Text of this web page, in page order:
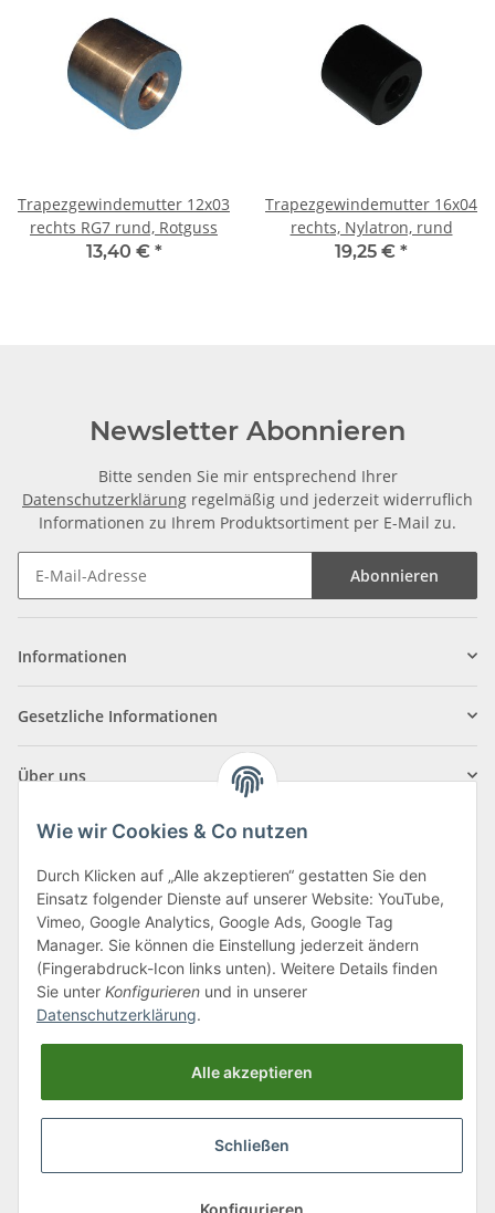
Trapezgewindemutter 12x03
rechts RG7 rund, Rotguss
13,40 € *
Trapezgewindemutter 16x04
rechts, Nylatron, rund
19,25 € *
Newsletter Abonnieren
Bitte senden Sie mir entsprechend Ihrer
Datenschutzerklärung regelmäßig und jederzeit widerruflich
Informationen zu Ihrem Produktsortiment per E-Mail zu.
Abonnieren
Informationen
Gesetzliche Informationen
Über uns
Klagenfurter Straße 29
9556 Liebenfels
Montag bis Donnerstag: 8:00 bis 16:30 Uhr
Freitag: 8:00 bis 12:00 Uhr
Tel.:0043 (0) 4262 50900
office@cncshop.at
* Alle Preise inkl. gesetzlicher USt., zzgl.Versand, zzgl.
Wie wir Cookies & Co nutzen
Durch Klicken auf „Alle akzeptieren“ gestatten Sie den
Einsatz folgender Dienste auf unserer Website: YouTube,
Vimeo, Google Analytics, Google Ads, Google Tag
Manager. Sie können die Einstellung jederzeit ändern
(Fingerabdruck-Icon links unten). Weitere Details finden
Sie unter Konfigurieren und in unserer
Datenschutzerklärung.
Alle akzeptieren
Schließen